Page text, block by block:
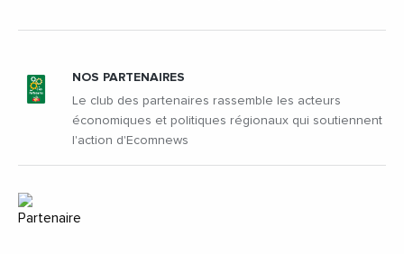
NOS PARTENAIRES
Le club des partenaires rassemble les acteurs
économiques et politiques régionaux qui soutiennent
l'action d'Ecomnews